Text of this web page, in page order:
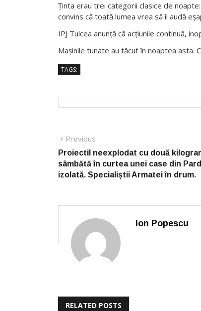
Ținta erau trei categorii clasice de
convins că toată lumea vrea să îi audă
IPJ Tulcea anunță că acțiunile continuă,
Mașinile tunate au tăcut în noaptea asta.
TAGS:
Post
navigation
Previous
post:
Proiectil neexplodat cu două
sâmbătă în curtea unei case din
izolată. Specialiștii Armatei în drum.
Ion Popescu
RELATED POSTS